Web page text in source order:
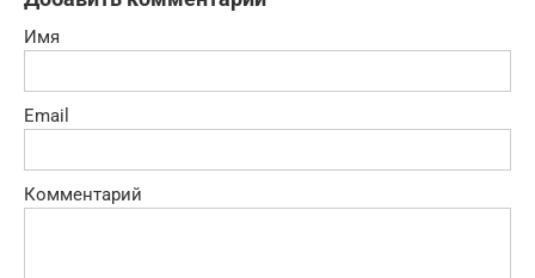
Имя
Email
Комментарий